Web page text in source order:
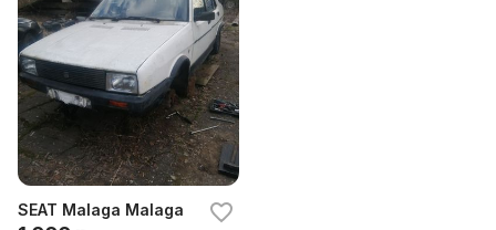
SEAT Malaga Malaga